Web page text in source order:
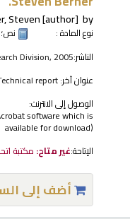
by
Steven[author]
نوع المادة : نص
الناشر:Division, 2005
عنوان آخر:report
الوصول إلى الانترنت:
software which is
available for download)
الإتاحة:غير متاح: مكتبة
أضف إلى